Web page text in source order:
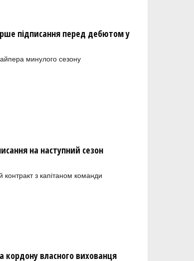
підписання перед дебютом у
минулого сезону
на наступний сезон
з капітаном команди
кордону власного вихованця